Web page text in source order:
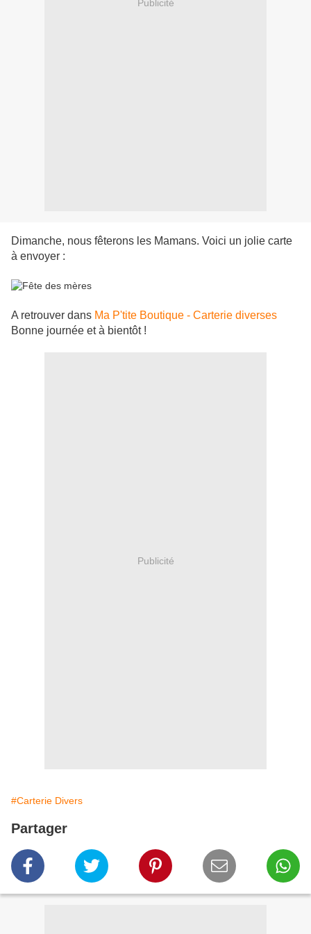
Publicité
Dimanche, nous fêterons les Mamans. Voici un jolie carte
à envoyer :
A retrouver dans Ma P'tite Boutique - Carterie diverses
Bonne journée et à bientôt !
Publicité
#Carterie Divers
Partager